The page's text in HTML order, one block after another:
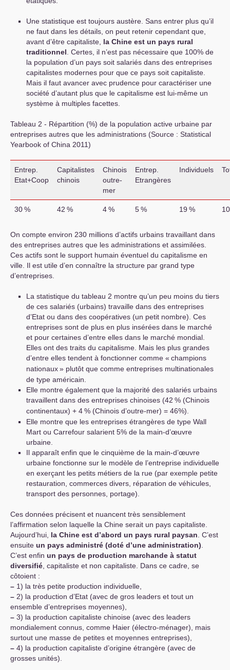
Une statistique est toujours austère. Sans entrer plus qu’il
ne faut dans les détails, on peut retenir cependant que,
avant d’être capitaliste, la Chine est un pays rural
traditionnel . Certes, il n’est pas nécessaire que 100% de
la population d’un pays soit salariés dans des entreprises
capitalistes modernes pour que ce pays soit capitaliste.
Mais il faut avancer avec prudence pour caractériser une
société d’autant plus que le capitalisme est lui-même un
système à multiples facettes.
Tableau 2 - Répartition (%) de la population active urbaine par
entreprises autres que les administrations (Source : Statistical
Yearbook of China 2011)
Entrep.
Etat+Coop
Capitalistes
chinois
Chinois
outre-
mer
Entrep.
Etrangères
Individuels
30% 42 % 4% 5% 19 %
On compte environ 230 millions d’actifs urbains travaillant dans
des entreprises autres que les administrations et assimilées.
Ces actifs sont le support humain éventuel du capitalisme en
ville. Il est utile d’en connaître la structure par grand type
d’entreprises.
La statistique du tableau 2 montre qu’un peu moins du tiers
de ces salariés (urbains) travaille dans des entreprises
d’Etat ou dans des coopératives (un petit nombre). Ces
entreprises sont de plus en plus insérées dans le marché
et pour certaines d’entre elles dans le marché mondial.
Elles ont des traits du capitalisme. Mais les plus grandes
d’entre elles tendent à fonctionner comme « champions
nationaux» plutôt que comme entreprises multinationales
de type américain.
Elle montre également que la majorité des salariés urbains
travaillent dans des entreprises chinoises (42 % (Chinois
continentaux) + 4% (Chinois d’outre-mer) = 46%).
Elle montre que les entreprises étrangères de type Wall
Mart ou Carrefour salarient 5% de la main-d’œuvre
urbaine.
Il apparaît enfin que le cinquième de la main-d’œuvre
urbaine fonctionne sur le modèle de l’entreprise individuelle
en exerçant les petits métiers de la rue (par exemple petite
restauration, commerces divers, réparation de véhicules,
transport des personnes, portage).
Ces données précisent et nuancent très sensiblement
l’affirmation selon laquelle la Chine serait un pays capitaliste.
Aujourd’hui, la Chine est d’abord un pays rural paysan . C’est
ensuite un pays administré (doté d’une administration)
C’est enfin un pays de production marchande à statut
diversifié , capitaliste et non capitaliste. Dans ce cadre, se
côtoient :
– 1) la très petite production individuelle,
– 2) la production d’Etat (avec de gros leaders et tout un
ensemble d’entreprises moyennes),
– 3) la production capitaliste chinoise (avec des leaders
mondialement connus, comme Haier (électro-ménager), mais
surtout une masse de petites et moyennes entreprises),
– 4) la production capitaliste d’origine étrangère (avec de
grosses unités).